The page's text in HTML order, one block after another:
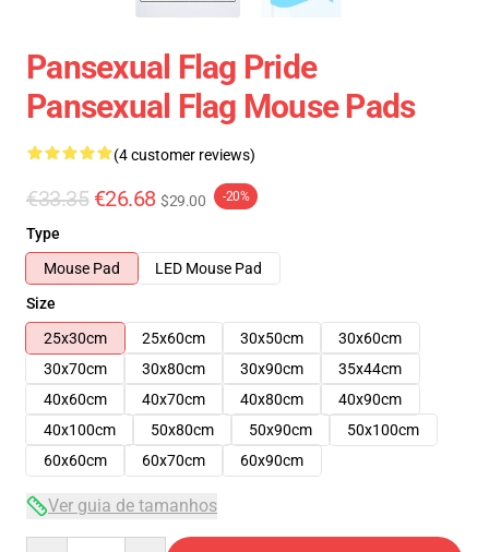
Pansexual Flag Pride
Pansexual Flag Mouse Pads
(4 customer reviews)
€33.35 €26.68 $29.00 -20%
Type
Mouse Pad
LED Mouse Pad
Size
25x30cm
25x60cm 30x50cm
30x60cm
30x70cm
30x80cm 30x90cm
35x44cm
40x60cm
40x70cm 40x80cm
40x90cm
40x100cm
50x80cm 50x90cm
50x100cm
60x60cm
60x70cm 60x90cm
Ver guia de tamanhos